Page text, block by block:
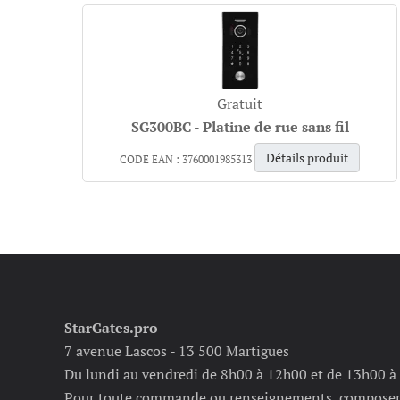
Gratuit
SG300BC - Platine de rue sans fil
CODE EAN : 3760001985313 Détails produit
StarGates.pro
7 avenue Lascos - 13 500 Martigues
Du lundi au vendredi de 8h00 à 12h00 et de 13h00